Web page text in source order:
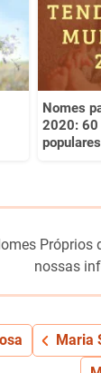
Nomes
2020: 60
nossas
Maria